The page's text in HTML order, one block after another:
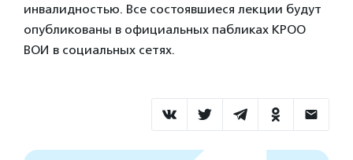
инвалидностью. Все состоявшиеся лекции будут
опубликованы в официальных пабликах КРОО
ВОИ в социальных сетях.